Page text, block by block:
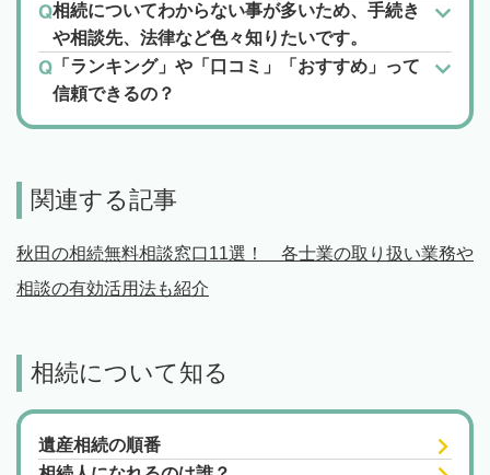
相続についてわからない事が多いため、手続き
や相談先、法律など色々知りたいです。
「ランキング」や「口コミ」「おすすめ」って
信頼できるの？
関連する記事
秋田の相続無料相談窓口11選！ 各士業の取り扱い業務や
相談の有効活用法も紹介
相続について知る
遺産相続の順番